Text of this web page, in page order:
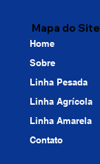
Mapa do Site
Home
Sobre
Linha Pesada
Linha Agrícola
Linha Amarela
Contato